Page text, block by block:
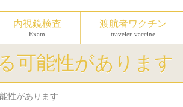
内視鏡検査
Exam
渡航者ワクチン
traveler-vaccine
可能性があります
性があります